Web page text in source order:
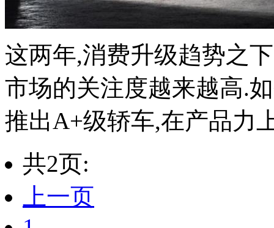
这两年,消费升级趋势之
市场的关注度越来越高.
推出A+级轿车,在产品力
共2页:
上一页